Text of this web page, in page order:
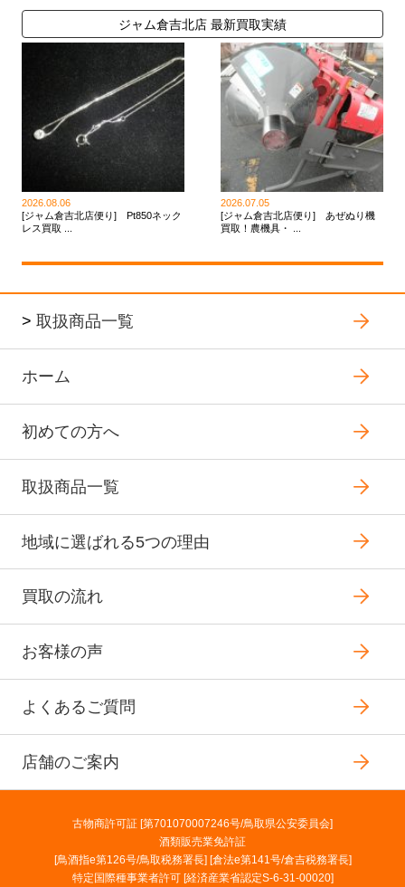
ジャム倉吉北店 最新買取実績
2026.08.06
[ジャム倉吉北店便り] Pt850ネック
レス買取 ...
2026.07.05
[ジャム倉吉北店便り] あぜぬり機
買取！農機具・ ...
> 取扱商品一覧
ホーム
初めての方へ
取扱商品一覧
地域に選ばれる5つの理由
買取の流れ
お客様の声
よくあるご質問
店舗のご案内
古物商許可証 [第701070007246号/鳥取県公安委員会]
酒類販売業免許証
[鳥酒指e第126号/鳥取税務署長] [倉法e第141号/倉吉税務署長]
特定国際種事業者許可 [経済産業省認定S-6-31-00020]